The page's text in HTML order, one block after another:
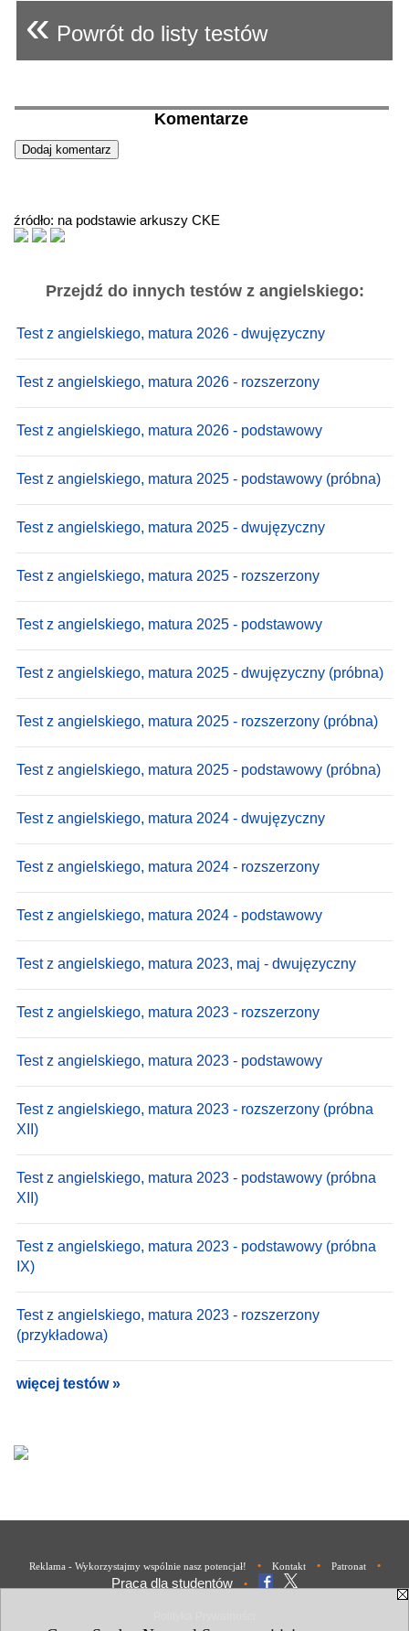
« Powrót do listy testów
Komentarze
źródło: na podstawie arkuszy CKE
Przejdź do innych testów z angielskiego:
Test z angielskiego, matura 2026 - dwujęzyczny
Test z angielskiego, matura 2026 - rozszerzony
Test z angielskiego, matura 2026 - podstawowy
Test z angielskiego, matura 2025 - podstawowy (próbna)
Test z angielskiego, matura 2025 - dwujęzyczny
Test z angielskiego, matura 2025 - rozszerzony
Test z angielskiego, matura 2025 - podstawowy
Test z angielskiego, matura 2025 - dwujęzyczny (próbna)
Test z angielskiego, matura 2025 - rozszerzony (próbna)
Test z angielskiego, matura 2025 - podstawowy (próbna)
Test z angielskiego, matura 2024 - dwujęzyczny
Test z angielskiego, matura 2024 - rozszerzony
Test z angielskiego, matura 2024 - podstawowy
Test z angielskiego, matura 2023, maj - dwujęzyczny
Test z angielskiego, matura 2023 - rozszerzony
Test z angielskiego, matura 2023 - podstawowy
Test z angielskiego, matura 2023 - rozszerzony (próbna
XII)
Test z angielskiego, matura 2023 - podstawowy (próbna
XII)
Test z angielskiego, matura 2023 - podstawowy (próbna
IX)
Test z angielskiego, matura 2023 - rozszerzony
(przykładowa)
więcej testów »
Reklama - Wykorzystajmy wspólnie nasz potencjał! • Kontakt • Patronat •
Praca dla studentów •